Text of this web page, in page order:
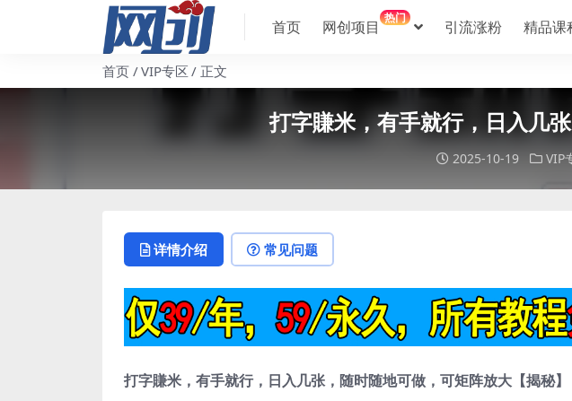
首页 网创项目 热门 引流涨粉 精品课
首页 VIP专区 正文
打字賺米，有手就行，日入几
2025-10-19 VIP
详情介绍 常见问题
打字賺米，有手就行，日入几张，随时随地可做，可矩阵放大【揭秘】